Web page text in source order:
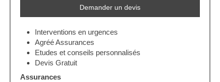
Demander un devis
Interventions en urgences
Agréé Assurances
Etudes et conseils personnalisés
Devis Gratuit
Assurances